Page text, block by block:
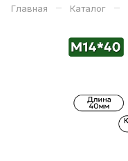
Главная – Каталог –